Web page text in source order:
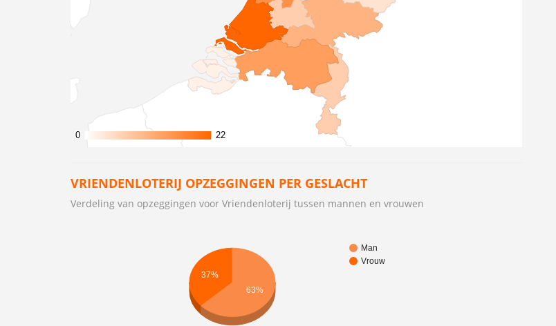
0
0 22
22
VRIENDENLOTERIJ OPZEGGINGEN PER GESLACHT
Verdeling van opzeggingen voor Vriendenloterij tussen mannen en vrouwen
Man
Vrouw
37%
63%